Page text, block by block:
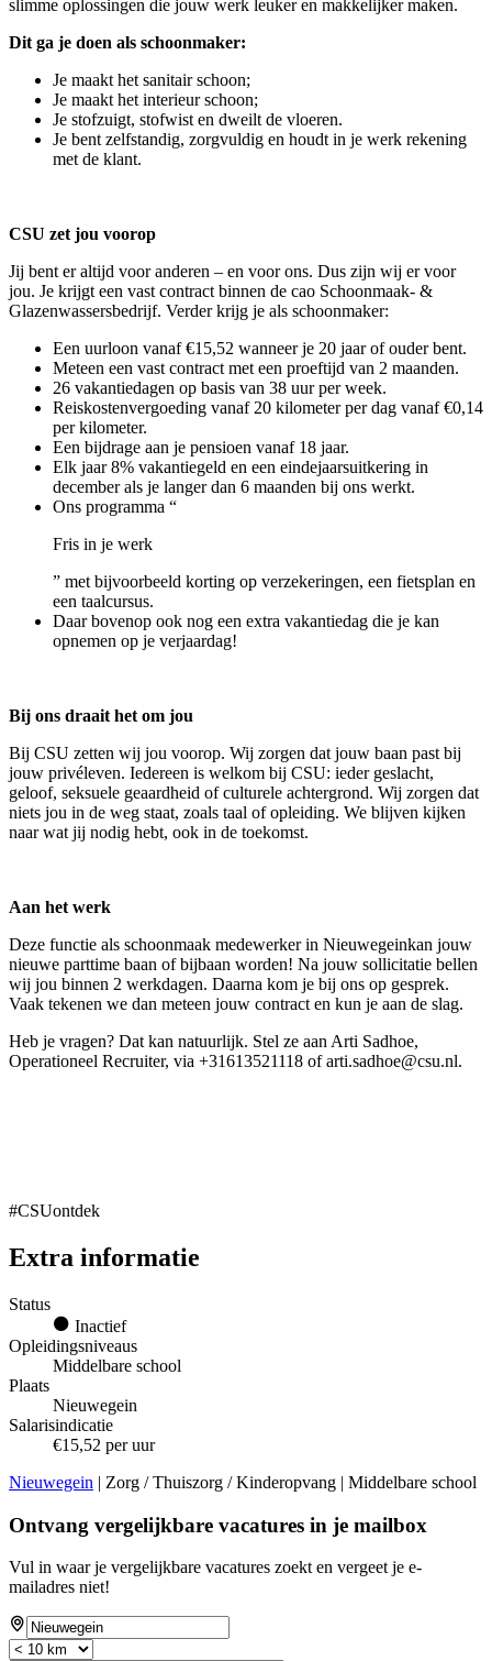
slimme oplossingen die jouw werk leuker en makkelijker maken.
Dit ga je doen als schoonmaker:
Je maakt het sanitair schoon;
Je maakt het interieur schoon;
Je stofzuigt, stofwist en dweilt de vloeren.
Je bent zelfstandig, zorgvuldig en houdt in je werk rekening
met de klant.
CSU zet jou voorop
Jij bent er altijd voor anderen – en voor ons. Dus zijn wij er voor
jou. Je krijgt een vast contract binnen de cao Schoonmaak- &
Glazenwassersbedrijf. Verder krijg je als schoonmaker:
Een uurloon vanaf €15,52 wanneer je 20 jaar of ouder bent.
Meteen een vast contract met een proeftijd van 2 maanden.
26 vakantiedagen op basis van 38 uur per week.
Reiskostenvergoeding vanaf 20 kilometer per dag vanaf €0,14
per kilometer.
Een bijdrage aan je pensioen vanaf 18 jaar.
Elk jaar 8% vakantiegeld en een eindejaarsuitkering in
december als je langer dan 6 maanden bij ons werkt.
Ons programma “
Fris in je werk
” met bijvoorbeeld korting op verzekeringen, een fietsplan en
een taalcursus.
Daar bovenop ook nog een extra vakantiedag die je kan
opnemen op je verjaardag!
Bij ons draait het om jou
Bij CSU zetten wij jou voorop. Wij zorgen dat jouw baan past bij
jouw privéleven. Iedereen is welkom bij CSU: ieder geslacht,
geloof, seksuele geaardheid of culturele achtergrond. Wij zorgen dat
niets jou in de weg staat, zoals taal of opleiding. We blijven kijken
naar wat jij nodig hebt, ook in de toekomst.
Aan het werk
Deze functie als schoonmaak medewerker in Nieuwegeinkan jouw
nieuwe parttime baan of bijbaan worden! Na jouw sollicitatie bellen
wij jou binnen 2 werkdagen. Daarna kom je bij ons op gesprek.
Vaak tekenen we dan meteen jouw contract en kun je aan de slag.
Heb je vragen? Dat kan natuurlijk. Stel ze aan Arti Sadhoe,
Operationeel Recruiter, via +31613521118 of arti.sadhoe@csu.nl.
#CSUontdek
Extra informatie
Status
Inactief
Opleidingsniveaus
Middelbare school
Plaats
Nieuwegein
Salarisindicatie
€15,52 per uur
Nieuwegein | Zorg / Thuiszorg / Kinderopvang | Middelbare school
Ontvang vergelijkbare vacatures in je mailbox
Vul in waar je vergelijkbare vacatures zoekt en vergeet je e-
mailadres niet!